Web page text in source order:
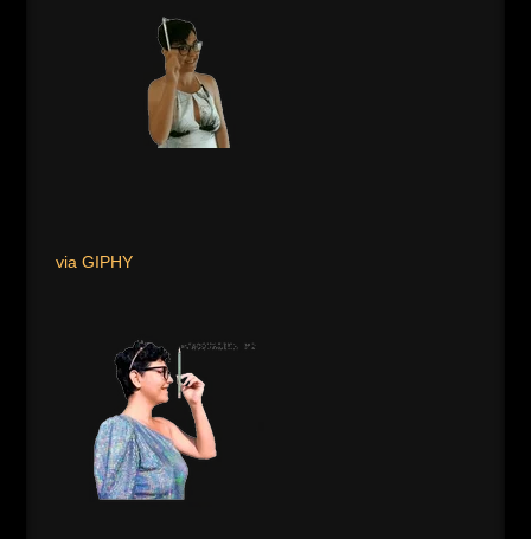
via GIPHY